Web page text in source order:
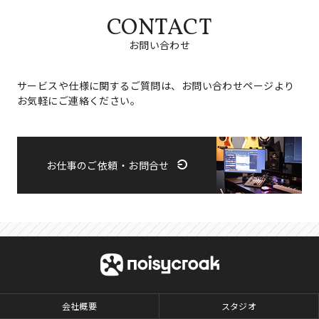
CONTACT
お問い合わせ
サービスや仕様に関するご質問は、お問い合わせページより
お気軽にご連絡ください。
お仕事のご依頼・お問合せ
会社概要 スタジオ